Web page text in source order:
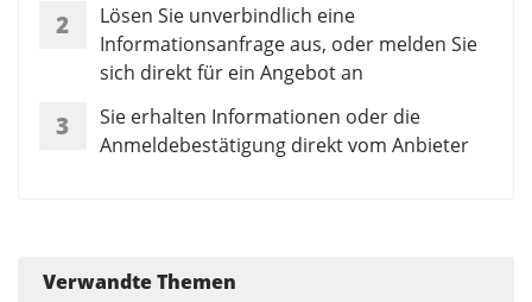
2
Lösen Sie unverbindlich eine
Informationsanfrage aus, oder melden Sie
sich direkt für ein Angebot an
3
Sie erhalten Informationen oder die
Anmeldebestätigung direkt vom Anbieter
Verwandte Themen